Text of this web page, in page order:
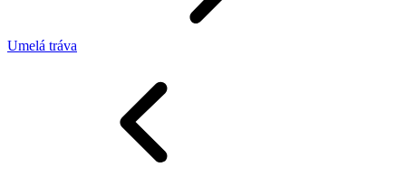
Umelá tráva